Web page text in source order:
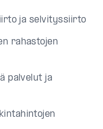
ja selvityssiirto
rahastojen
palvelut ja